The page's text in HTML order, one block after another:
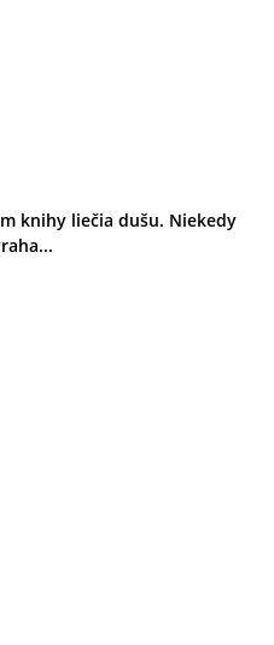
knihy liečia dušu. Niekedy